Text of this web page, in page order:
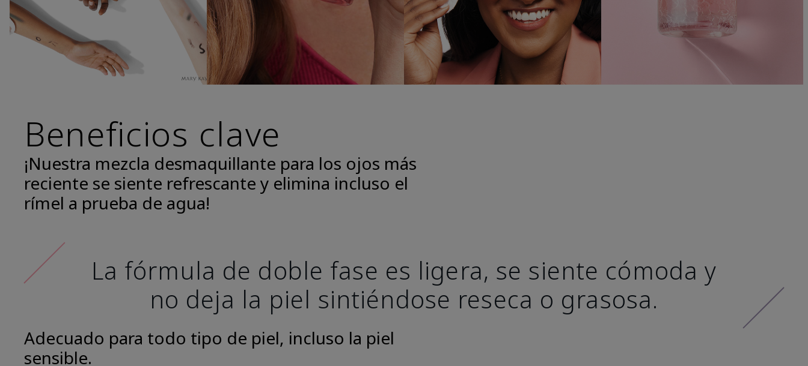
Beneficios clave
¡Nuestra mezcla desmaquillante para los ojos más
reciente se siente refrescante y elimina incluso el
rímel a prueba de agua!
La fórmula de doble fase es ligera, se siente cómoda y
no deja la piel sintiéndose reseca o grasosa.
Adecuado para todo tipo de piel, incluso la piel
sensible.